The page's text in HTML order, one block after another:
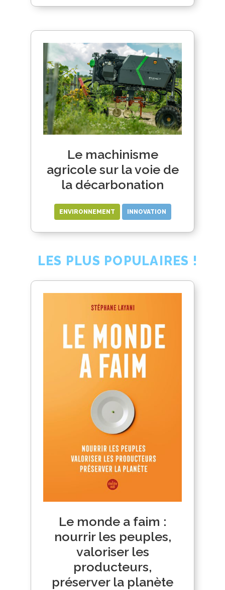
Le machinisme
agricole sur la voie de
la décarbonation
ENVIRONNEMENT INNOVATION
LES PLUS POPULAIRES !
Le monde a faim :
nourrir les peuples,
valoriser les
producteurs,
préserver la planète